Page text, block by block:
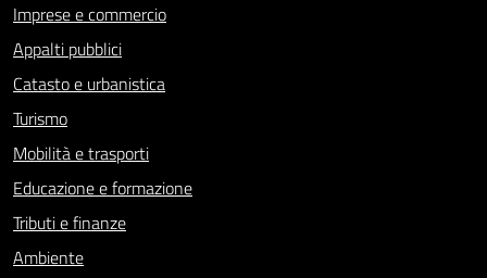
Imprese e commercio
Appalti pubblici
Catasto e urbanistica
Turismo
Mobilità e trasporti
Educazione e formazione
Tributi e finanze
Ambiente